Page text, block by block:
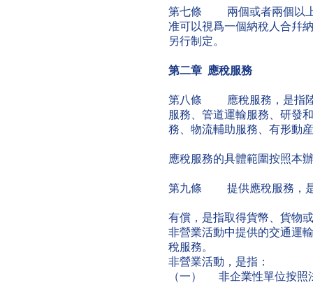
第七條 兩個或者兩個以上
准可以視爲一個納稅人合幷
另行制定。
第二章 應稅服務
第八條 應稅服務，是指陸
服務、管道運輸服務、研發
務、物流輔助服務、有形動
應稅服務的具體範圍按照本
第九條 提供應稅服務，是
有償，是指取得貨幣、貨物
非營業活動中提供的交通運
稅服務。
非營業活動，是指：
（一） 非企業性單位按照